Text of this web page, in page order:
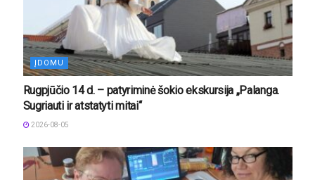
ĮDOMU
Rugpjūčio 14 d. – patyriminė šokio ekskursija „Palanga.
Sugriauti ir atstatyti mitai“
2026-08-05